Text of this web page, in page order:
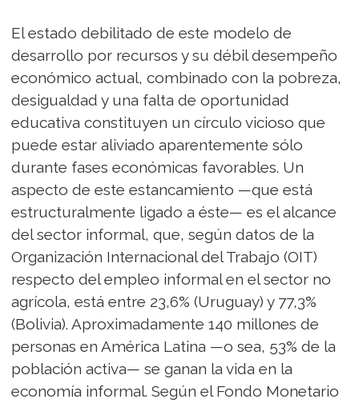
El estado debilitado de este modelo de
desarrollo por recursos y su débil desempeño
económico actual, combinado con la pobreza,
desigualdad y una falta de oportunidad
educativa constituyen un círculo vicioso que
puede estar aliviado aparentemente sólo
durante fases económicas favorables. Un
aspecto de este estancamiento —que está
estructuralmente ligado a éste— es el alcance
del sector informal, que, según datos de la
Organización Internacional del Trabajo (OIT)
respecto del empleo informal en el sector no
agrícola, está entre 23,6% (Uruguay) y 77,3%
(Bolivia). Aproximadamente 140 millones de
personas en América Latina —o sea, 53% de la
población activa— se ganan la vida en la
economía informal. Según el Fondo Monetario